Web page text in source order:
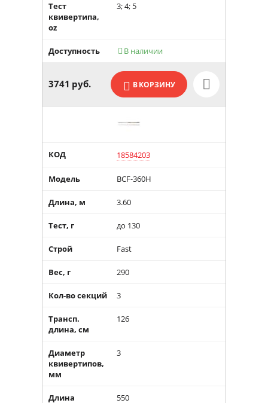
Тест
квивертипа,
oz
3; 4; 5
Доступность В наличии

3741 руб. В КОРЗИНУ
КОД 18584203
Модель BCF-360H
Длина, м 3.60
Тест, г до 130
Строй Fast
Вес, г 290
Кол-во секций 3
Трансп.
длина, см
126
Диаметр
квивертипов,
мм
3
Длина 550